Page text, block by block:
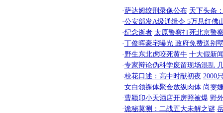
·萨达姆绞刑录像公布 天下头条
·公安部发A级通缉令 5万悬红佛
·纪念逝者 太原警察打死北京警
·丁俊晖豪宅曝光 政府免费送别
·野生东北虎咬死黄牛 十大假新
·专家辩论伪科学废留现场混乱
·校花口述：高中时献初夜 2000
·女白领祼体聚会放纵肉体 尚雯
·曹颖印小天酒店开房照被爆 野
·诡秘莫测：二战五大未解之谜
[圣诞节]
你太多，